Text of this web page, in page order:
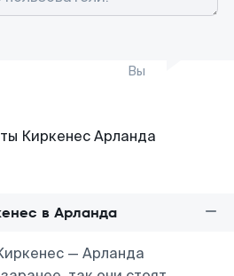
Вы
в Арланда
— Арланда